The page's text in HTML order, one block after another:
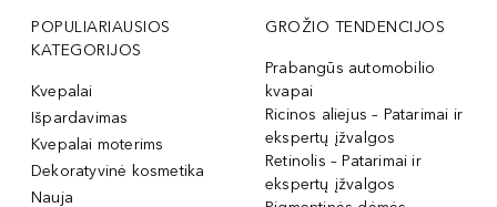
POPULIARIAUSIOS
KATEGORIJOS
Kvepalai
Išpardavimas
Kvepalai moterims
Dekoratyvinė kosmetika
Nauja
GROŽIO TENDENCIJOS
Prabangūs automobilio
kvapai
Ricinos aliejus – Patarimai ir
ekspertų įžvalgos
Retinolis – Patarimai ir
ekspertų įžvalgos